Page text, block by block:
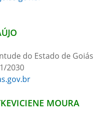
do Estado de Goiás
2030
MOURA